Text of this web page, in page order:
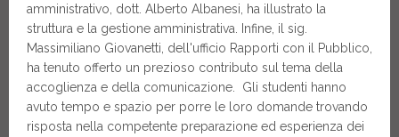
amministrativo, dott. Alberto Albanesi, ha illustrato la
struttura e la gestione amministrativa. Infine, il sig.
Massimiliano Giovanetti, dell'ufficio Rapporti con il Pubblico,
ha tenuto offerto un prezioso contributo sul tema della
accoglienza e della comunicazione. Gli studenti hanno
avuto tempo e spazio per porre le loro domande trovando
risposta nella competente preparazione ed esperienza dei